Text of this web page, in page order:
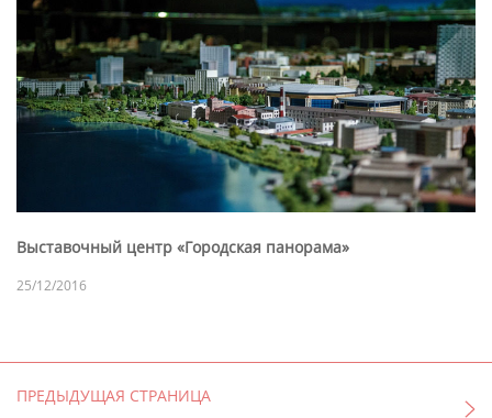
Выставочный центр «Городская панорама»
25/12/2016
ПРЕДЫДУЩАЯ СТРАНИЦА